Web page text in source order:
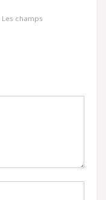
Les champs